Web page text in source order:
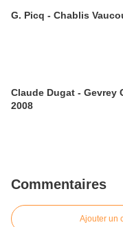
G. Picq - Chablis
Claude Dugat - Gevrey
2008
Commentaires
Ajouter un